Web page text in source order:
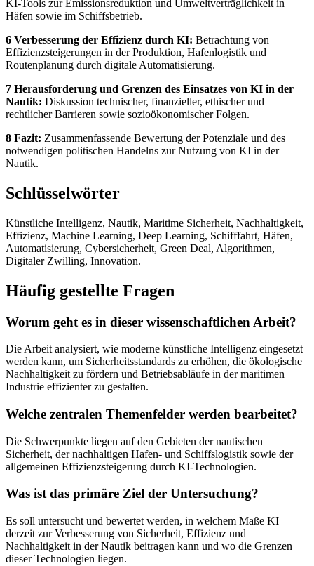
KI-Tools zur Emissionsreduktion und Umweltverträglichkeit in
Häfen sowie im Schiffsbetrieb.
6 Verbesserung der Effizienz durch KI: Betrachtung von
Effizienzsteigerungen in der Produktion, Hafenlogistik und
Routenplanung durch digitale Automatisierung.
7 Herausforderung und Grenzen des Einsatzes von KI in der
Nautik: Diskussion technischer, finanzieller, ethischer und
rechtlicher Barrieren sowie sozioökonomischer Folgen.
8 Fazit: Zusammenfassende Bewertung der Potenziale und des
notwendigen politischen Handelns zur Nutzung von KI in der
Nautik.
Schlüsselwörter
Künstliche Intelligenz, Nautik, Maritime Sicherheit, Nachhaltigkeit,
Effizienz, Machine Learning, Deep Learning, Schifffahrt, Häfen,
Automatisierung, Cybersicherheit, Green Deal, Algorithmen,
Digitaler Zwilling, Innovation.
Häufig gestellte Fragen
Worum geht es in dieser wissenschaftlichen Arbeit?
Die Arbeit analysiert, wie moderne künstliche Intelligenz eingesetzt
werden kann, um Sicherheitsstandards zu erhöhen, die ökologische
Nachhaltigkeit zu fördern und Betriebsabläufe in der maritimen
Industrie effizienter zu gestalten.
Welche zentralen Themenfelder werden bearbeitet?
Die Schwerpunkte liegen auf den Gebieten der nautischen
Sicherheit, der nachhaltigen Hafen- und Schiffslogistik sowie der
allgemeinen Effizienzsteigerung durch KI-Technologien.
Was ist das primäre Ziel der Untersuchung?
Es soll untersucht und bewertet werden, in welchem Maße KI
derzeit zur Verbesserung von Sicherheit, Effizienz und
Nachhaltigkeit in der Nautik beitragen kann und wo die Grenzen
dieser Technologien liegen.